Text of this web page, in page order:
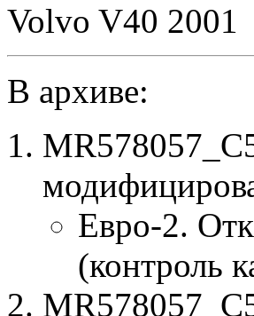
Volvo V40 2001
В архиве:
Евро-2.
(контроль